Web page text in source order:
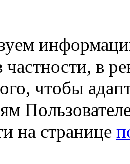
частности, в
чтобы
на странице